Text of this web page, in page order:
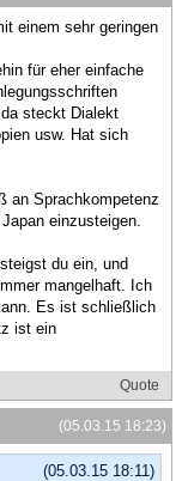
einem sehr geringen
für eher einfache
steckt Dialekt
usw. Hat sich
an Sprachkompetenz
einzusteigen.
du ein, und
mangelhaft. Ich
Es ist schließlich
ist ein
Quote
(05.03.15 18:23)
(05.03.15 18:11)